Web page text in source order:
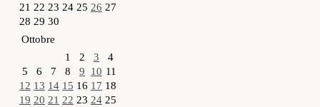
21 22 23 24 25 26 27
28 29 30
Ottobre
1
2 3
4
5
6 7 8 9 10 11
12 13 14 15 16 17 18
19 20 21 22 23 24 25